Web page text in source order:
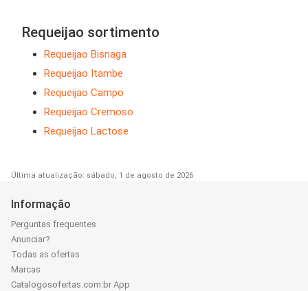
Requeijao sortimento
Requeijao Bisnaga
Requeijao Itambe
Requeijao Campo
Requeijao Cremoso
Requeijao Lactose
Última atualização: sábado, 1 de agosto de 2026
Informação
Perguntas frequentes
Anunciar?
Todas as ofertas
Marcas
Catalogosofertas.com.br App